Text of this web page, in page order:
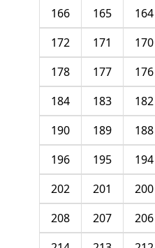
164
165
166
170
171
172
176
177
178
182
183
184
188
189
190
194
195
196
200
201
202
206
207
208